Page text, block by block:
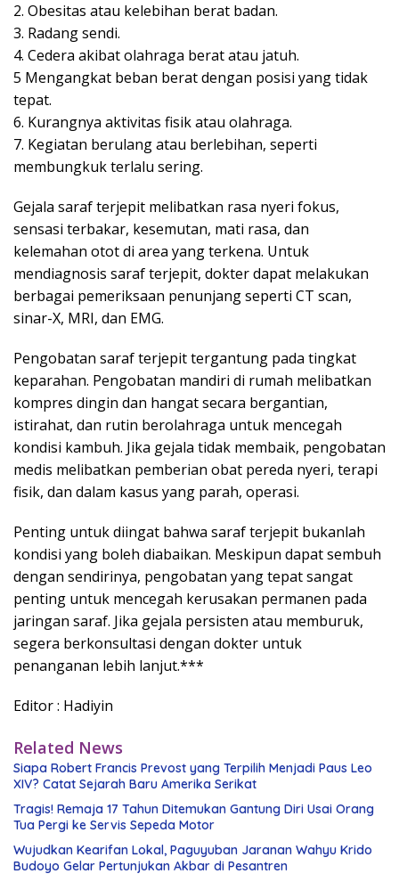
2. Obesitas atau kelebihan berat badan.
3. Radang sendi.
4. Cedera akibat olahraga berat atau jatuh.
5 Mengangkat beban berat dengan posisi yang tidak
tepat.
6. Kurangnya aktivitas fisik atau olahraga.
7. Kegiatan berulang atau berlebihan, seperti
membungkuk terlalu sering.
Gejala saraf terjepit melibatkan rasa nyeri fokus,
sensasi terbakar, kesemutan, mati rasa, dan
kelemahan otot di area yang terkena. Untuk
mendiagnosis saraf terjepit, dokter dapat melakukan
berbagai pemeriksaan penunjang seperti CT scan,
sinar-X, MRI, dan EMG.
Pengobatan saraf terjepit tergantung pada tingkat
keparahan. Pengobatan mandiri di rumah melibatkan
kompres dingin dan hangat secara bergantian,
istirahat, dan rutin berolahraga untuk mencegah
kondisi kambuh. Jika gejala tidak membaik, pengobatan
medis melibatkan pemberian obat pereda nyeri, terapi
fisik, dan dalam kasus yang parah, operasi.
Penting untuk diingat bahwa saraf terjepit bukanlah
kondisi yang boleh diabaikan. Meskipun dapat sembuh
dengan sendirinya, pengobatan yang tepat sangat
penting untuk mencegah kerusakan permanen pada
jaringan saraf. Jika gejala persisten atau memburuk,
segera berkonsultasi dengan dokter untuk
penanganan lebih lanjut.***
Editor : Hadiyin
Related News
Siapa Robert Francis Prevost yang Terpilih Menjadi Paus Leo
XIV? Catat Sejarah Baru Amerika Serikat
Tragis! Remaja 17 Tahun Ditemukan Gantung Diri Usai Orang
Tua Pergi ke Servis Sepeda Motor
Wujudkan Kearifan Lokal, Paguyuban Jaranan Wahyu Krido
Budoyo Gelar Pertunjukan Akbar di Pesantren